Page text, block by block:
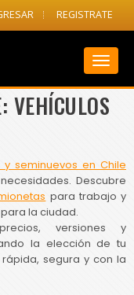
REGISTRATE
VEHÍCULOS
seminuevos en Chile
Descubre
para trabajo y
la ciudad.
versiones y
la elección de tu
segura y con la